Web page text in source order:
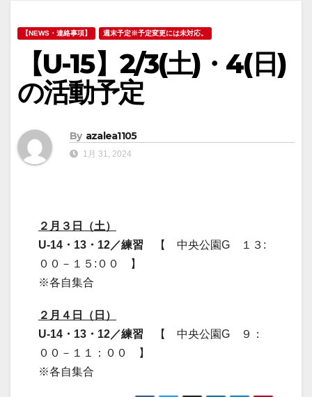
【NEWS・連絡事項】 週末予定※予定変更には未対応。
【U-15】2/3(土)・4(日)
の活動予定
By azalea1105
1月 31, 2024
２月３日（土）
U-14・13・12／練習
【 中央公園G １３:
００－１５:００ 】
※各自集合
２月４日（日）
U-14・13・12／練習
【 中央公園G ９：
００－１１：００ 】
※各自集合